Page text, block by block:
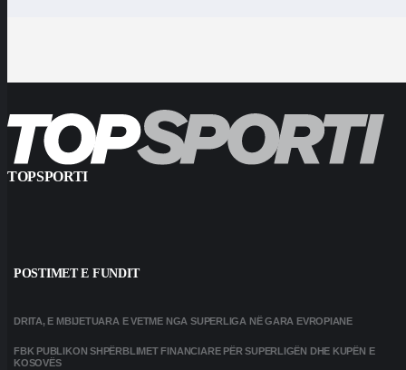
TOPSPORTI
POSTIMET E FUNDIT
DRITA, E MBIJETUARA E VETME NGA SUPERLIGA NË GARA EVROPIANE
FBK PUBLIKON SHPËRBLIMET FINANCIARE PËR SUPERLIGËN DHE KUPËN E
KOSOVËS